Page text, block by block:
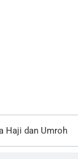
Haji dan Umroh